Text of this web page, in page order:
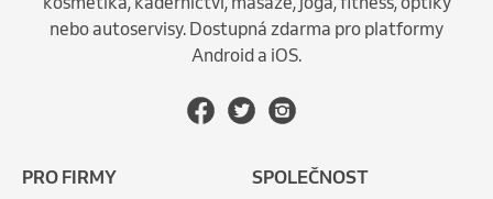
nebo autoservisy. Dostupná zdarma pro platformy
Android a iOS.
PRO FIRMY SPOLEČNOST